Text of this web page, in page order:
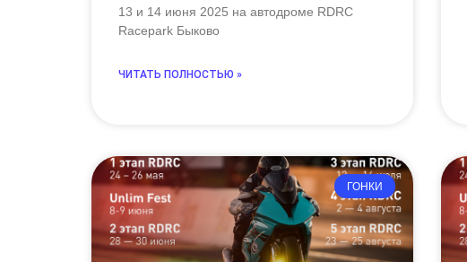
13 и 14 июня 2025 на автодроме RDRC
Racepark Быково
ЧИТАТЬ ПОЛНОСТЬЮ »
ГОНКИ